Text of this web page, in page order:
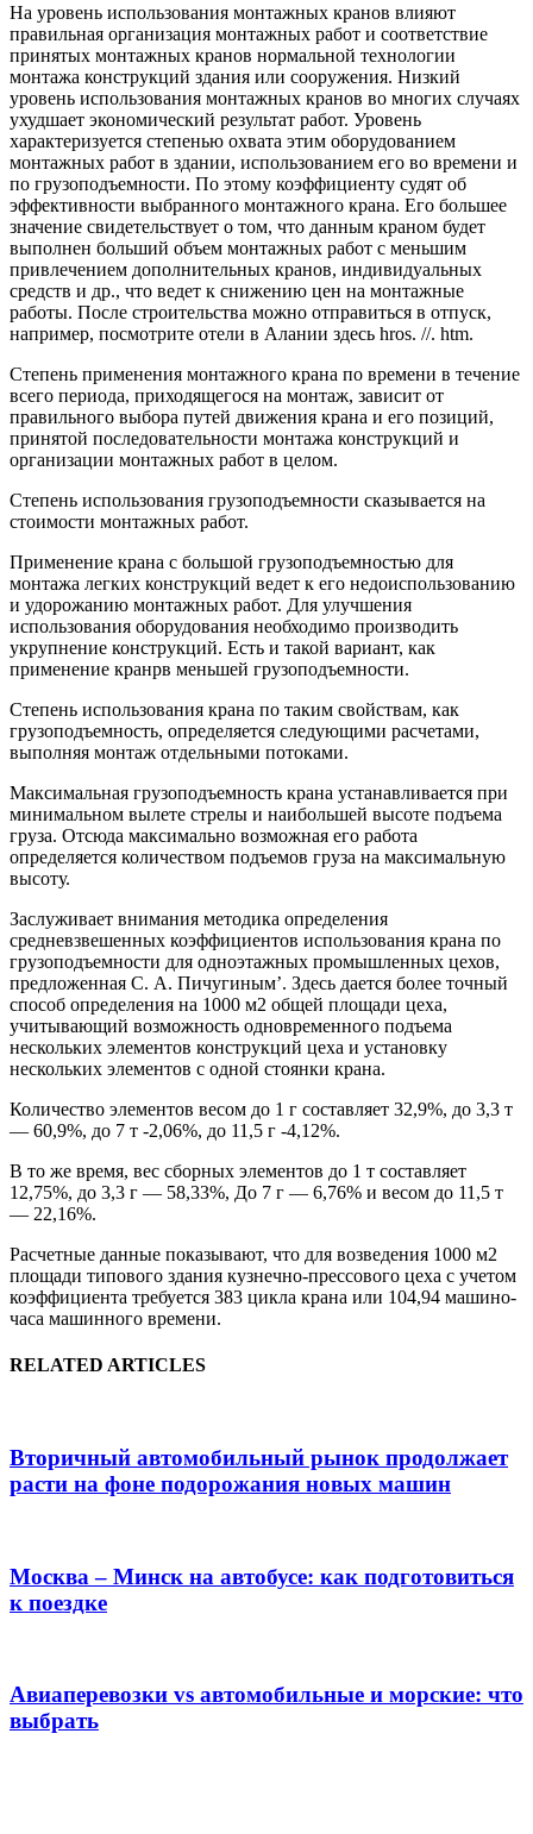
На уровень использования монтажных кранов влияют
правильная организация монтажных работ и соответствие
принятых монтажных кранов нормальной технологии
монтажа конструкций здания или сооружения. Низкий
уровень использования монтажных кранов во многих случаях
ухудшает экономический результат работ. Уровень
характеризуется степенью охвата этим оборудованием
монтажных работ в здании, использованием его во времени и
по грузоподъемности. По этому коэффициенту судят об
эффективности выбранного монтажного крана. Его большее
значение свидетельствует о том, что данным краном будет
выполнен больший объем монтажных работ с меньшим
привлечением дополнительных кранов, индивидуальных
средств и др., что ведет к снижению цен на монтажные
работы. После строительства можно отправиться в отпуск,
например, посмотрите отели в Алании здесь hros. //. htm.
Степень применения монтажного крана по времени в течение
всего периода, приходящегося на монтаж, зависит от
правильного выбора путей движения крана и его позиций,
принятой последовательности монтажа конструкций и
организации монтажных работ в целом.
Степень использования грузоподъемности сказывается на
стоимости монтажных работ.
Применение крана с большой грузоподъемностью для
монтажа легких конструкций ведет к его недоиспользованию
и удорожанию монтажных работ. Для улучшения
использования оборудования необходимо производить
укрупнение конструкций. Есть и такой вариант, как
применение кранрв меньшей грузоподъемности.
Степень использования крана по таким свойствам, как
грузоподъемность, определяется следующими расчетами,
выполняя монтаж отдельными потоками.
Максимальная грузоподъемность крана устанавливается при
минимальном вылете стрелы и наибольшей высоте подъема
груза. Отсюда максимально возможная его работа
определяется количеством подъемов груза на максимальную
высоту.
Заслуживает внимания методика определения
средневзвешенных коэффициентов использования крана по
грузоподъемности для одноэтажных промышленных цехов,
предложенная С. А. Пичугиным’. Здесь дается более точный
способ определения на 1000 м2 общей площади цеха,
учитывающий возможность одновременного подъема
нескольких элементов конструкций цеха и установку
нескольких элементов с одной стоянки крана.
Количество элементов весом до 1 г составляет 32,9%, до 3,3 т
— 60,9%, до 7 т -2,06%, до 11,5 г -4,12%.
В то же время, вес сборных элементов до 1 т составляет
12,75%, до 3,3 г — 58,33%, До 7 г — 6,76% и весом до 11,5 т
— 22,16%.
Расчетные данные показывают, что для возведения 1000 м2
площади типового здания кузнечно-прессового цеха с учетом
коэффициента требуется 383 цикла крана или 104,94 машино-
часа машинного времени.
RELATED ARTICLES
Вторичный автомобильный рынок продолжает
расти на фоне подорожания новых машин
Москва – Минск на автобусе: как подготовиться
к поездке
Авиаперевозки vs автомобильные и морские: что
выбрать